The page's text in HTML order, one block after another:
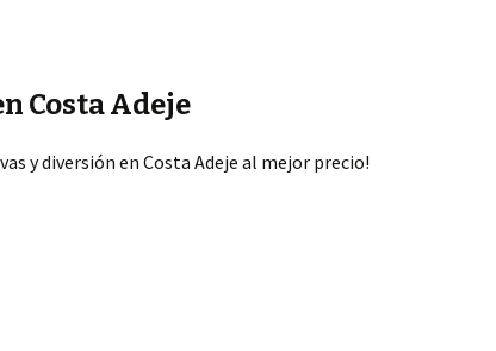
Costa Adeje
y diversión en Costa Adeje al mejor precio!